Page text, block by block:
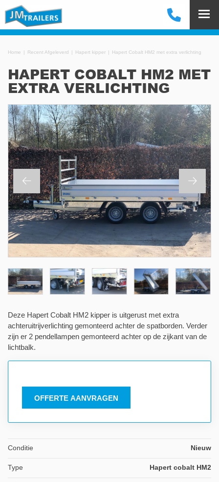
Home Recent Afgeleverd Hapert kipper Hapert Cobalt HM2 met extra verlichting
HAPERT COBALT HM2 MET
EXTRA VERLICHTING
Deze Hapert Cobalt HM2 kipper is uitgerust met extra
achteruitrijverlichting gemonteerd achter de spatborden. Verder
zijn er 2 pendellampen gemonteerd achter op de zijkant van de
lichtbalk.
OFFERTE AANVRAGEN
Conditie Nieuw
Type Hapert cobalt HM2